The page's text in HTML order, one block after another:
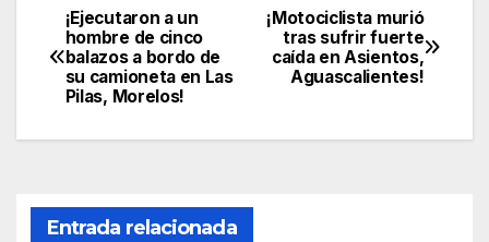
Navegación
de
entradas
¡Motociclista murió
tras sufrir fuerte
caída en Asientos,
Aguascalientes!
¡Ejecutaron a un
hombre de cinco
balazos a bordo de
su camioneta en Las
Pilas, Morelos!
Entrada relacionada